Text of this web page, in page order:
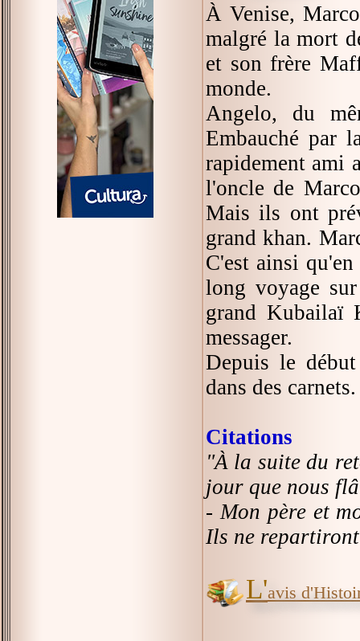
À Venise,
malgré la mort
et son frère
monde.
Angelo, du
Embauché par
rapidement ami
l'oncle de
Mais ils ont
grand khan.
C'est ainsi
long voyage
grand Kubailaï
messager.
Depuis le
dans des carnets.
Citations
"À la suite du
jour que nous
- Mon père et
Ils ne
L'avis